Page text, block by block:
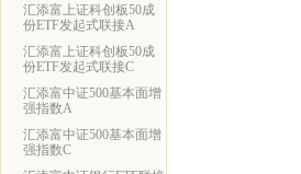
汇添富上证科创板50成
份ETF发起式联接A
汇添富上证科创板50成
份ETF发起式联接C
汇添富中证500基本面增
强指数A
汇添富中证500基本面增
强指数C